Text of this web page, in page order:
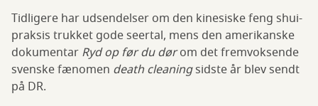
Tidligere har udsendelser om den kinesiske feng shui-
praksis trukket gode seertal, mens den amerikanske
dokumentar Ryd op før du dørom det fremvoksende
svenske fænomen death cleaningsidste år blev sendt
på DR.